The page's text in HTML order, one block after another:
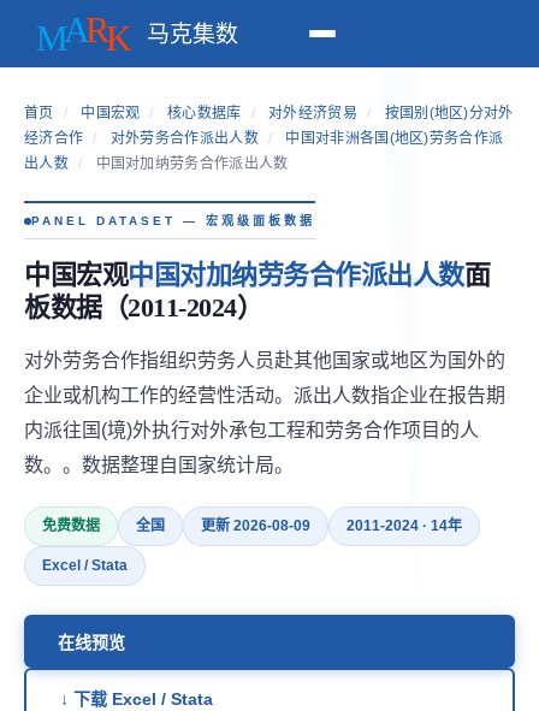
马克集数
首页 / 中国宏观 / 核心数据库 / 对外经济贸易 /
按国别(地区)分对外
经济合作 / 对外劳务合作派出人数 /
中国对非洲各国(地区)劳务合作派
出人数 / 中国对加纳劳务合作派出人数
PANEL DATASET — 宏观级面板数据
中国宏观中国对加纳劳务合作派出人数面
板数据（2011-2024）
对外劳务合作指组织劳务人员赴其他国家或地区为国外的
企业或机构工作的经营性活动。派出人数指企业在报告期
内派往国(境)外执行对外承包工程和劳务合作项目的人
数。。数据整理自国家统计局。
免费数据 全国 更新 2026-08-09 2011-2024 · 14年
Excel / Stata
在线预览
↓ 下载 Excel / Stata